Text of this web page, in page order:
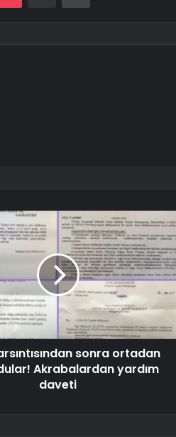
sonra ortadan
Akrabalardan yardım
daveti